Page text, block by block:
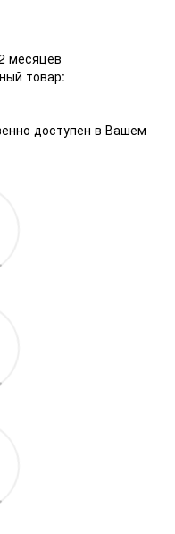
месяцев
товар:
доступен в Вашем